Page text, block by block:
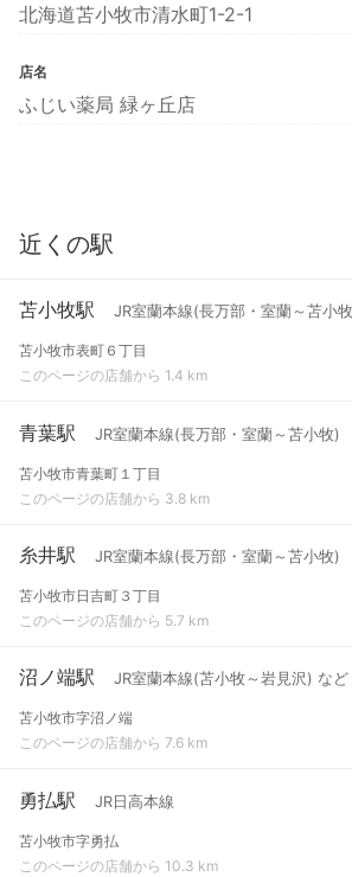
北海道苫小牧市清水町1-2-1
店名
ふじい薬局 緑ヶ丘店
近くの駅
苫小牧駅 JR室蘭本線(長万部・室蘭～苫小
苫小牧市表町６丁目
このページの店舗から 1.4 km
青葉駅 JR室蘭本線(長万部・室蘭～苫小牧)
苫小牧市青葉町１丁目
このページの店舗から 3.8 km
糸井駅 JR室蘭本線(長万部・室蘭～苫小牧)
苫小牧市日吉町３丁目
このページの店舗から 5.7 km
沼ノ端駅 JR室蘭本線(苫小牧～岩見沢) など
苫小牧市字沼ノ端
このページの店舗から 7.6 km
勇払駅 JR日高本線
苫小牧市字勇払
このページの店舗から 10.3 km